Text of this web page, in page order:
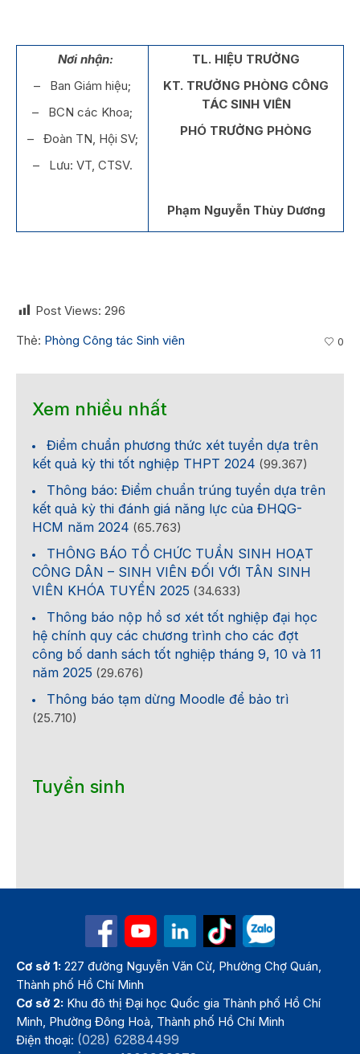
Nơi nhận:
– Ban Giám hiệu;
– BCN các Khoa;
– Đoàn TN, Hội SV;
– Lưu: VT, CTSV.
TL. HIỆU TRƯỞNG
KT. TRƯỞNG PHÒNG CÔNG
TÁC SINH VIÊN
PHÓ TRƯỞNG PHÒNG
Phạm Nguyễn Thùy Dương
Post Views: 296
Thẻ: Phòng Công tác Sinh viên 0
Xem nhiều nhất
Điểm chuẩn phương thức xét tuyển dựa trên
kết quả kỳ thi tốt nghiệp THPT 2024 (99.367)
Thông báo: Điểm chuẩn trúng tuyển dựa trên
kết quả kỳ thi đánh giá năng lực của ĐHQG-
HCM năm 2024 (65.763)
THÔNG BÁO TỔ CHỨC TUẦN SINH HOẠT
CÔNG DÂN – SINH VIÊN ĐỐI VỚI TÂN SINH
VIÊN KHÓA TUYỂN 2025 (34.633)
Thông báo nộp hồ sơ xét tốt nghiệp đại học
hệ chính quy các chương trình cho các đợt
công bố danh sách tốt nghiệp tháng 9, 10 và 11
năm 2025 (29.676)
Thông báo tạm dừng Moodle để bảo trì
(25.710)
Tuyển sinh
Cơ sở 1: 227 đường Nguyễn Văn Cừ, Phường Chợ Quán,
Thành phố Hồ Chí Minh
Cơ sở 2: Khu đô thị Đại học Quốc gia Thành phố Hồ Chí
Minh, Phường Đông Hoà, Thành phố Hồ Chí Minh
Điện thoại: (028) 62884499